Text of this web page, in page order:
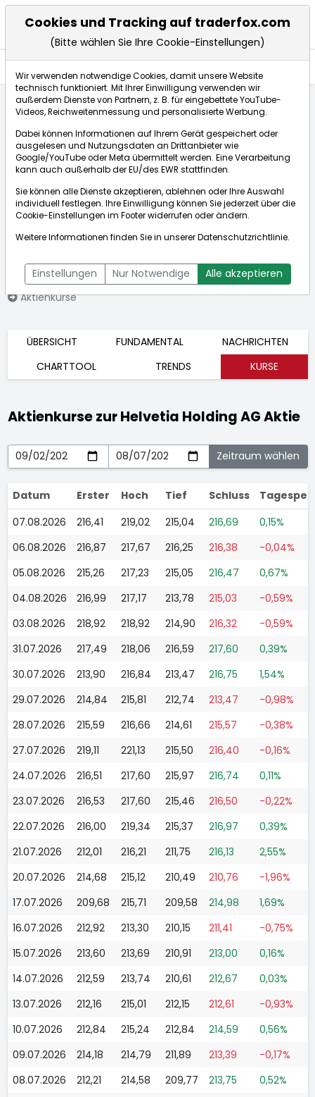
Börse:
AG
[WKN: A2PKFK | ISIN:
CH0466642201]
Aktienkurse
Bid:216,834CHFAsk:217,615CHF
ÜBERSICHT FUNDAMENTAL
NACHRICHTEN
CHARTTOOL
TRENDS KURSE
Aktienkurse zur Helvetia Holding AG Aktie
Datum Erster Hoch Tief Schluss
07.08.2026
216,41 219,02 215,04 216,69
0,15%
06.08.2026
216,87 217,67 216,25 216,38
-0,04%
05.08.2026
215,26 217,23 215,05 216,47
0,67%
04.08.2026
216,99 217,17 213,78 215,03
-0,59%
03.08.2026
218,92 218,92 214,90 216,32
-0,59%
31.07.2026
217,49 218,06 216,59 217,60
0,39%
30.07.2026
213,90 216,84 213,47 216,75
1,54%
29.07.2026
214,84 215,81 212,74 213,47
-0,98%
28.07.2026
215,59 216,66 214,61 215,57
-0,38%
27.07.2026
219,11 221,13 215,50 216,40
-0,16%
24.07.2026
216,51 217,60 215,97 216,74
0,11%
23.07.2026
216,53 217,60 215,46 216,50
-0,22%
22.07.2026
216,00 219,34 215,37 216,97
0,39%
21.07.2026
212,01 216,21 211,75 216,13
2,55%
20.07.2026
214,68 215,12 210,49 210,76
-1,96%
17.07.2026
209,68 215,71 209,58 214,98
1,69%
16.07.2026
212,92 213,30 210,15 211,41
-0,75%
15.07.2026
213,60 213,69 210,91 213,00
0,16%
14.07.2026
212,59 213,74 210,61 212,67
0,03%
13.07.2026
212,16 215,01 212,15 212,61
-0,93%
10.07.2026
212,84 215,24 212,84 214,59
0,56%
09.07.2026
214,18 214,79 211,89 213,39
-0,17%
08.07.2026
212,21 214,58 209,77 213,75
0,52%
Cookies und Tracking auf traderfox.com
(Bitte wählen Sie Ihre Cookie-Einstellungen)
Wir verwenden notwendige Cookies, damit unsere Website
technisch funktioniert. Mit Ihrer Einwilligung verwenden wir
außerdem Dienste von Partnern, z. B. für eingebettete YouTube-
Videos, Reichweitenmessung und personalisierte Werbung.
Dabei können Informationen auf Ihrem Gerät gespeichert oder
ausgelesen und Nutzungsdaten an Drittanbieter wie
Google/YouTube oder Meta übermittelt werden. Eine Verarbeitung
kann auch außerhalb der EU/des EWR stattfinden.
Sie können alle Dienste akzeptieren, ablehnen oder Ihre Auswahl
individuell festlegen. Ihre Einwilligung können Sie jederzeit über die
Cookie-Einstellungen im Footer widerrufen oder ändern.
Weitere Informationen finden Sie in unsererDatenschutzrichtlinie.
Einstellungen Nur Notwendige Alle akzeptieren